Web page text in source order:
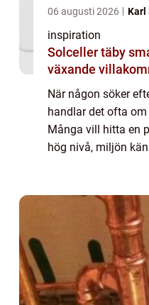
06 augusti 2026 Karl
inspiration
Solceller täby smart energival i en
växande
När någon söker
handlar det ofta
Många vill hitta en
hög nivå, miljön